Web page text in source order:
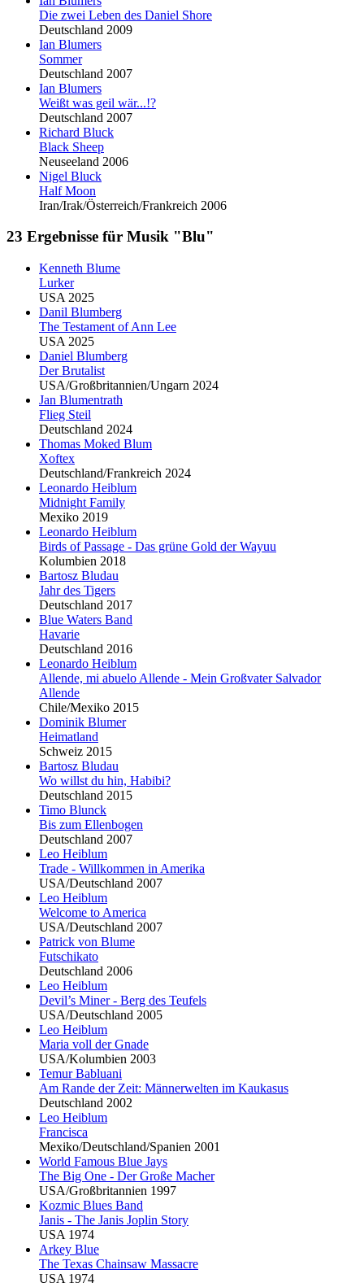
Die zwei Leben des Daniel Shore
Deutschland 2009
Ian Blumers
Sommer
Deutschland 2007
Ian Blumers
Weißt was geil wär...!?
Deutschland 2007
Richard Bluck
Black Sheep
Neuseeland 2006
Nigel Bluck
Half Moon
Iran/Irak/Österreich/Frankreich 2006
23 Ergebnisse für Musik "Blu"
Kenneth Blume
Lurker
USA 2025
Danil Blumberg
The Testament of Ann Lee
USA 2025
Daniel Blumberg
Der Brutalist
USA/Großbritannien/Ungarn 2024
Jan Blumentrath
Flieg Steil
Deutschland 2024
Thomas Moked Blum
Xoftex
Deutschland/Frankreich 2024
Leonardo Heiblum
Midnight Family
Mexiko 2019
Leonardo Heiblum
Birds of Passage - Das grüne Gold der Wayuu
Kolumbien 2018
Bartosz Bludau
Jahr des Tigers
Deutschland 2017
Blue Waters Band
Havarie
Deutschland 2016
Leonardo Heiblum
Allende, mi abuelo Allende - Mein Großvater Salvador
Allende
Chile/Mexiko 2015
Dominik Blumer
Heimatland
Schweiz 2015
Bartosz Bludau
Wo willst du hin, Habibi?
Deutschland 2015
Timo Blunck
Bis zum Ellenbogen
Deutschland 2007
Leo Heiblum
Trade - Willkommen in Amerika
USA/Deutschland 2007
Leo Heiblum
Welcome to America
USA/Deutschland 2007
Patrick von Blume
Futschikato
Deutschland 2006
Leo Heiblum
Devil’s Miner - Berg des Teufels
USA/Deutschland 2005
Leo Heiblum
Maria voll der Gnade
USA/Kolumbien 2003
Temur Babluani
Am Rande der Zeit: Männerwelten im Kaukasus
Deutschland 2002
Leo Heiblum
Francisca
Mexiko/Deutschland/Spanien 2001
World Famous Blue Jays
The Big One - Der Große Macher
USA/Großbritannien 1997
Kozmic Blues Band
Janis - The Janis Joplin Story
USA 1974
Arkey Blue
The Texas Chainsaw Massacre
USA 1974